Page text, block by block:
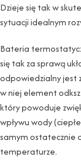
Dzieje się tak w
sytuacji idealnym
Bateria
się tak za sprawą
odpowiedzialny jest
w niej element
który powoduje
wpływu wody
samym ostatecznie
temperaturze.